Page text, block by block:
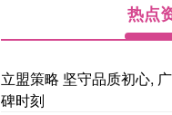
热点
立盟策略 坚守品质初心,
碑时刻